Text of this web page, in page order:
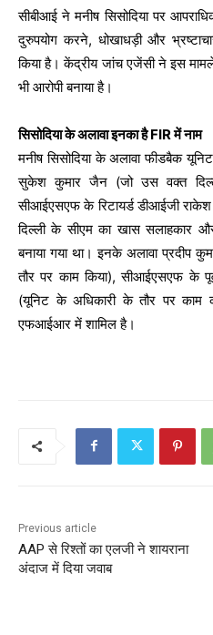
सीबीआई ने मनीष सिसोदिया पर
दुरुपयोग करने, धोखाधड़ी और
किया है। केंद्रीय जांच एजेंसी ने इस
भी आरोपी बनाया है।
सिसोदिया के अलावा इनका है FIR में नाम
मनीष सिसोदिया के अलावा फीडबैक
सुकेश कुमार जैन (जो उस वक्त
सीआईएसएफ के रिटायर्ड डीआईजी राकेश
दिल्ली के सीएम का खास सलाहकार
बनाया गया था। इनके अलावा प्रदीप
तौर पर काम किया), सीआईएसएफ के
(यूनिट के अधिकारी के तौर पर
एफआईआर में शामिल है।
Previous article
AAP से रिश्तों का एलजी ने शायराना
अंदाज में दिया जवाब